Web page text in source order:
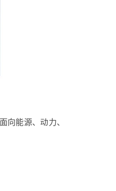
向能源、动力、